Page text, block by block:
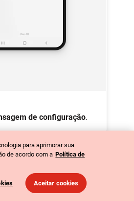
de configuração.
para aprimorar sua
de acordo com a Política de
Aceitar cookies